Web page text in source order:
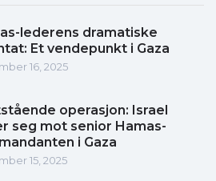
lederens dramatiske
Et vendepunkt i Gaza
16, 2025
operasjon: Israel
seg mot senior Hamas-
i Gaza
15, 2025